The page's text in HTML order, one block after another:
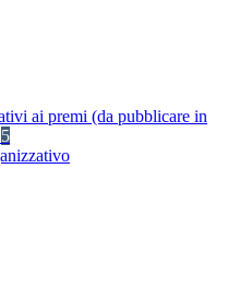
ai premi (da pubblicare in
5